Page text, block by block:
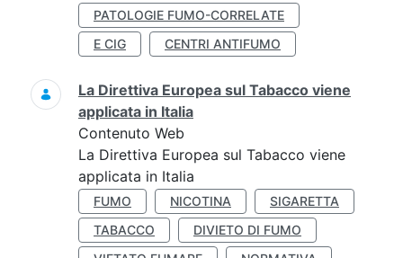
PATOLOGIE FUMO-CORRELATE
E CIG
CENTRI ANTIFUMO
La Direttiva Europea sul Tabacco viene
applicata in Italia
Contenuto Web
La Direttiva Europea sul Tabacco viene
applicata in Italia
FUMO NICOTINA
SIGARETTA
TABACCO
DIVIETO DI FUMO